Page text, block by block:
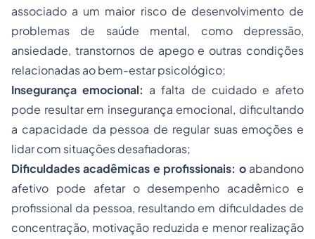
associado a um maior risco de desenvolvimento de
problemas de saúde mental, como depressão,
ansiedade, transtornos de apego e outras condições
relacionadas ao bem-estar psicológico;
Insegurança emocional: a falta de cuidado e afeto
pode resultar em insegurança emocional, dificultando
a capacidade da pessoa de regular suas emoções e
lidar com situações desafiadoras;
Dificuldades acadêmicas e profissionais: oabandono
afetivo pode afetar o desempenho acadêmico e
profissional da pessoa, resultando em dificuldades de
concentração, motivação reduzida e menor realização